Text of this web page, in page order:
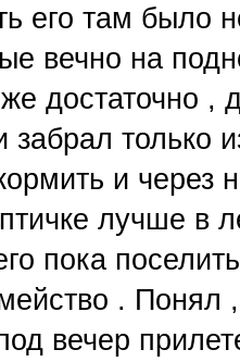
его там было
вечно на
достаточно ,
забрал только
и через
лучше в
пока
. Понял
вечер